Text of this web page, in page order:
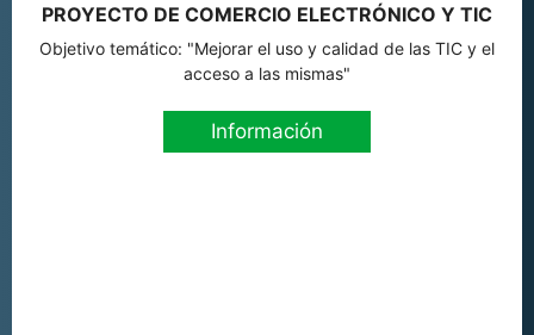
PROYECTO DE COMERCIO ELECTRÓNICO Y TIC
Objetivo temático: "Mejorar el uso y calidad de las TIC y el
acceso a las mismas"
Información